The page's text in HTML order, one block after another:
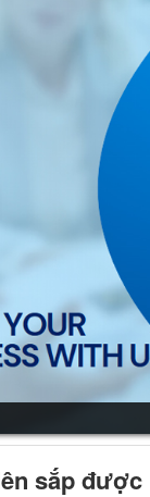
sắp được